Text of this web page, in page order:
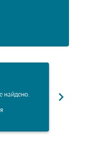
найдено. chevron_right